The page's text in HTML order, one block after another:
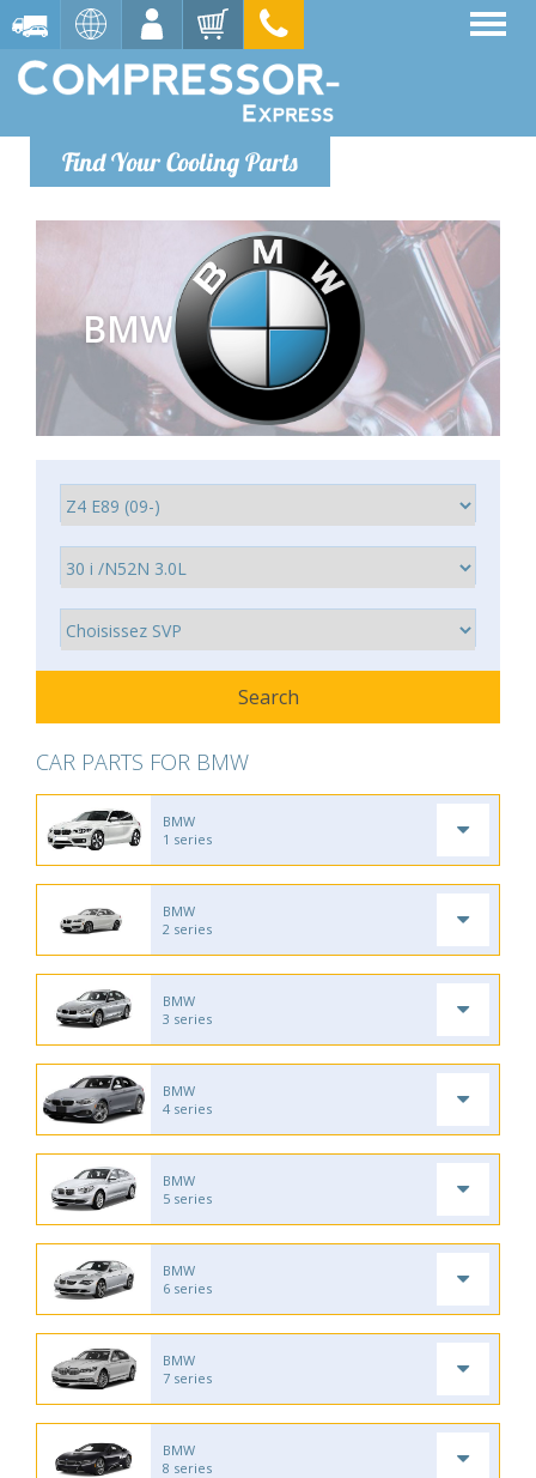
Find Your Cooling Parts
BMW
CAR PARTS FOR BMW
BMW
1 series
BMW
2 series
BMW
3 series
BMW
4 series
BMW
5 series
BMW
6 series
BMW
7 series
BMW
8 series